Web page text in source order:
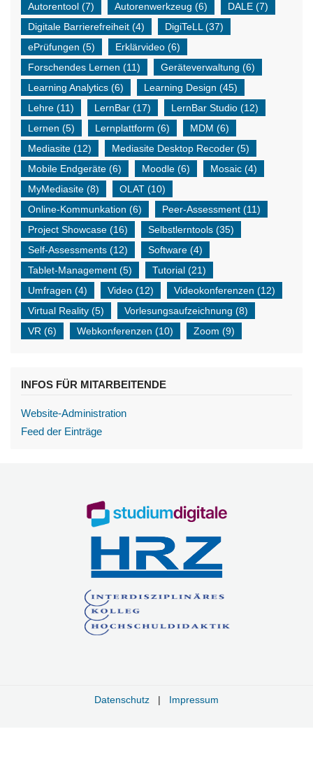
Autorentool (7) Autorenwerkzeug (6) DALE (7)
Digitale Barrierefreiheit (4) DigiTeLL (37)
ePrüfungen (5) Erklärvideo (6)
Forschendes Lernen (11) Geräteverwaltung (6)
Learning Analytics (6) Learning Design (45)
Lehre (11) LernBar (17) LernBar Studio (12)
Lernen (5) Lernplattform (6) MDM (6)
Mediasite (12) Mediasite Desktop Recoder (5)
Mobile Endgeräte (6) Moodle (6) Mosaic (4)
MyMediasite (8) OLAT (10)
Online-Kommunkation (6) Peer-Assessment (11)
Project Showcase (16) Selbstlerntools (35)
Self-Assessments (12) Software (4)
Tablet-Management (5) Tutorial (21)
Umfragen (4) Video (12) Videokonferenzen (12)
Virtual Reality (5) Vorlesungsaufzeichnung (8)
VR (6) Webkonferenzen (10) Zoom (9)
INFOS FÜR MITARBEITENDE
Website-Administration
Feed der Einträge
Datenschutz | Impressum